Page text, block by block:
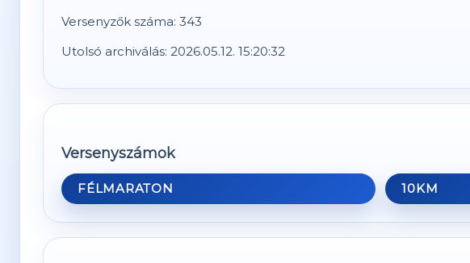
Versenyzők száma: 343
Utolsó archiválás: 2026.05.12. 15:20:32
Versenyszámok